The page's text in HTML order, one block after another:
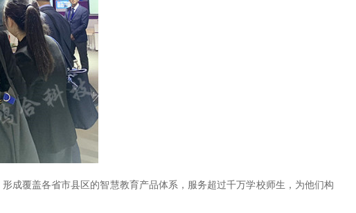
形成覆盖各省市县区的智慧教育产品体系，服务超过千万学校师生，为他们构